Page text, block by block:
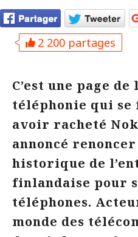
2 200 partages
C’est une page
téléphonie qui se
avoir racheté
annoncé
historique de
finlandaise pour
téléphones.
monde des